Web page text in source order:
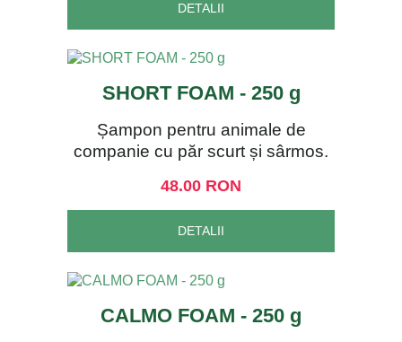
DETALII
SHORT FOAM - 250 g
Șampon pentru animale de
companie cu păr scurt și sârmos.
48.00 RON
DETALII
CALMO FOAM - 250 g